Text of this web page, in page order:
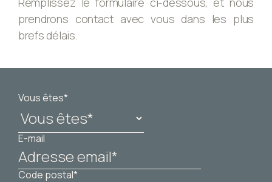
prendrons contact avec vous dans les plus
brefs délais.
Vous êtes*
E-mail
Code postal*